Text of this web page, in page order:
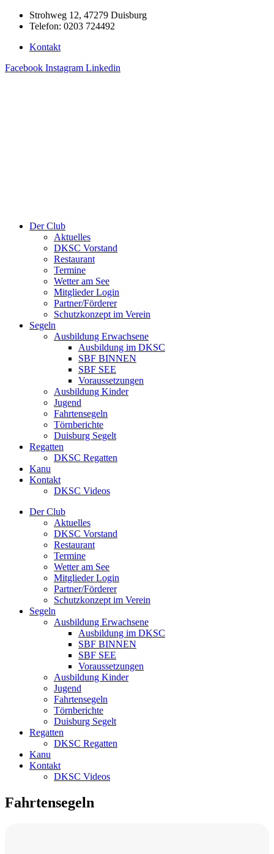
Zum
Inhalt
Strohweg 12, 47279 Duisburg
Telefon: 0203 724492
Kontakt
Facebook Instagram Linkedin
Der Club
Aktuelles
DKSC Vorstand
Restaurant
Termine
Wetter am See
Mitglieder Login
Partner/Förderer
Schutzkonzept im Verein
Segeln
Ausbildung Erwachsene
Ausbildung im DKSC
SBF BINNEN
SBF SEE
Voraussetzungen
Ausbildung Kinder
Jugend
Fahrtensegeln
Törnberichte
Duisburg Segelt
Regatten
DKSC Regatten
Kanu
Kontakt
DKSC Videos
Der Club
Aktuelles
DKSC Vorstand
Restaurant
Termine
Wetter am See
Mitglieder Login
Partner/Förderer
Schutzkonzept im Verein
Segeln
Ausbildung Erwachsene
Ausbildung im DKSC
SBF BINNEN
SBF SEE
Voraussetzungen
Ausbildung Kinder
Jugend
Fahrtensegeln
Törnberichte
Duisburg Segelt
Regatten
DKSC Regatten
Kanu
Kontakt
DKSC Videos
Fahrtensegeln